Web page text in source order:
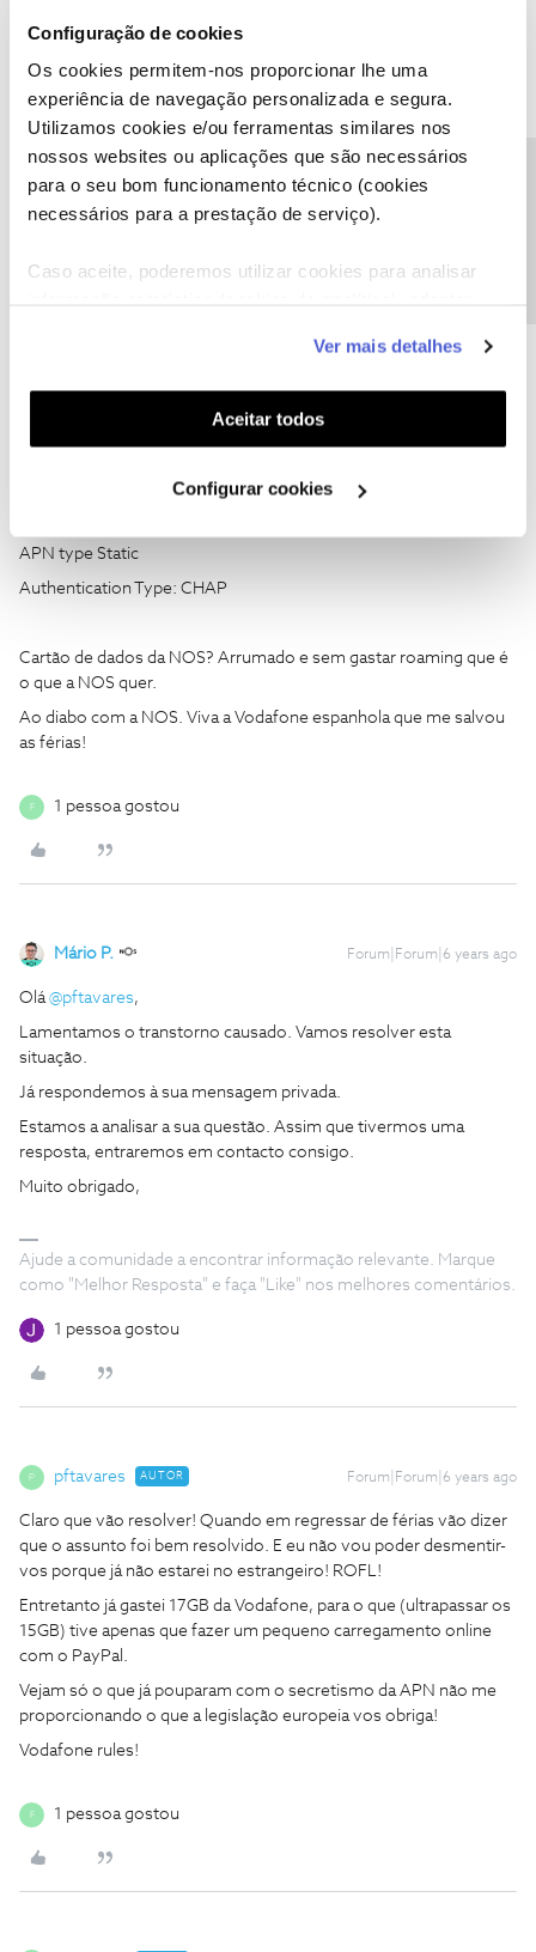
Configuração de cookies
Os cookies permitem-nos proporcionar lhe uma
experiência de navegação personalizada e segura.
Utilizamos cookies e/ou ferramentas similares nos
nossos websites ou aplicações que são necessários
para o seu bom funcionamento técnico (cookies
necessários para a prestação de serviço).
Caso aceite, poderemos utilizar cookies para analisar
funcionalidades (cookies de personalização e
funcionalidade) e adaptar anúncios aos seus interesses
(cookies de publicidade personalizada). Pode gerir a
utilização dos cookies clicando em "Configurar
Ver mais detalhes
Aceitar todos
Configurar cookies
P pftavares AUTOR Forum|Forum|6 years ago
Os dias passam, as minhas férias no estrangeiro quase a acabar e
das configurações da APN… nada.
Comprei por 10 euros um cartão 4G/5G da Vodafone com 15GB
dos dados e abri um hotspot no telemovel. Toda a familia tem net
nos telemoveis e eu tenho no computador. E bem rápida!
Username:wap@wap
APN type Static
Authentication Type: CHAP
Cartão de dados da NOS? Arrumado e sem gastar roaming que é
o que a NOS quer.
Ao diabo com a NOS. Viva a Vodafone espanhola que me salvou
as férias!
F 1 pessoa gostou
Mário P. Forum|Forum|6 years ago
Olá@pftavares,
Lamentamos o transtorno causado. Vamos resolver esta
situação.
Já respondemos à sua mensagem privada.
Estamos a analisar a sua questão. Assim que tivermos uma
resposta, entraremos em contacto consigo.
Muito obrigado,
Ajude a comunidade a encontrar informação relevante. Marque
como "Melhor Resposta" e faça "Like" nos melhores comentários.
1 pessoa gostou
P pftavares AUTOR Forum|Forum|6 years ago
Claro que vão resolver! Quando em regressar de férias vão dizer
que o assunto foi bem resolvido. E eu não vou poder desmentir-
vos porque já não estarei no estrangeiro! ROFL!
Entretanto já gastei 17GB da Vodafone, para o que (ultrapassar os
15GB) tive apenas que fazer um pequeno carregamento online
com o PayPal.
Vejam só o que já pouparam com o secretismo da APN não me
proporcionando o que a legislação europeia vos obriga!
Vodafone rules!
F 1 pessoa gostou